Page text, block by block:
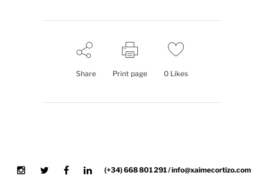
Share Print page 0 Likes
(+34) 668 801 291 / info@xaimecortizo.com